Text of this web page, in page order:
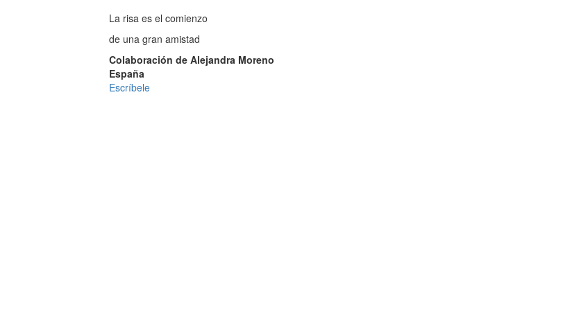
La risa es el comienzo
de una gran amistad
Colaboración de Alejandra Moreno
España
Escríbele